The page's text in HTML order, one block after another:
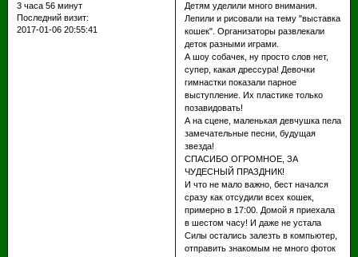
3 часа 56 минут
Последний визит:
2017-01-06 20:55:41
Детям уделили много внимания.
Лепили и рисовали на тему "выставка
кошек". Организаторы развлекали
деток разными играми.
А шоу собачек, ну просто слов нет,
супер, какая дрессура! Девочки
гимнастки показали парное
выступление. Их пластике только
позавидовать!
А на сцене, маленькая девчушка пела
замечательные песни, будущая
звезда!
СПАСИБО ОГРОМНОЕ, ЗА
ЧУДЕСНЫЙ ПРАЗДНИК!
И что не мало важно, бест начался
сразу как отсудили всех кошек,
примерно в 17:00. Домой я приехала
в шестом часу! И даже не устала
Силы остались залезть в компьютер,
отправить знакомым не много фоток